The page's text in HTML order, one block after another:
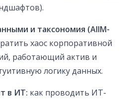
и таксономия (AIIM-
хаос корпоративной
работающий актив и
логику данных.
в ИТ: как проводить ИТ-